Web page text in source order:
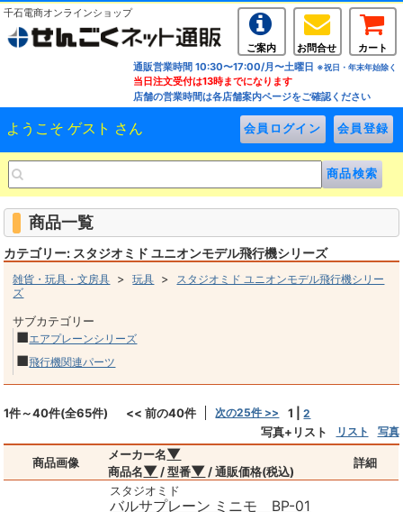
千石電商オンラインショップ
ご案内 お問合せ
カート
通販営業時間 10:30〜17:00/月〜土曜日 ※祝日・年末年始除く
当日注文受付は13時までになります
店舗の営業時間は各店舗案内ページをご確認ください
ようこそ ゲスト さん
商品一覧
カテゴリー: スタジオミド ユニオンモデル飛行機シリーズ
雑貨・玩具・文房具 >玩具 > スタジオミド ユニオンモデル飛行機シリー
ズ
サブカテゴリー
■エアプレーンシリーズ
■飛行機関連パーツ
1件～40件(全65件) << 前の40件 次の25件 >> 1 |2
写真+リスト リスト 写真
商品画像
メーカー名▼
商品名▼ / 型番▼ / 通販価格(税込)
詳細
スタジオミド
バルサプレーン ミニモ BP-01